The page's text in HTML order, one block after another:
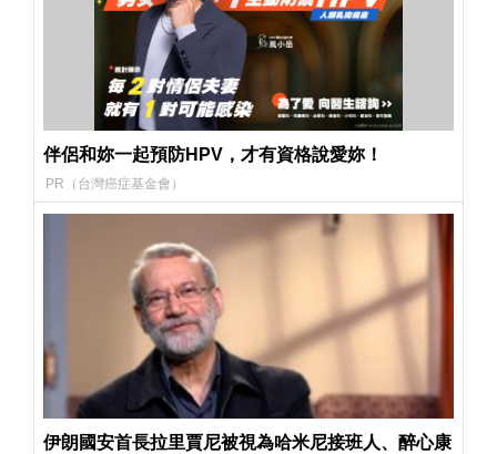
伴侶和妳一起預防HPV，才有資格說愛妳！
PR（台灣癌症基金會）
伊朗國安首長拉里賈尼被視為哈米尼接班人、醉心康